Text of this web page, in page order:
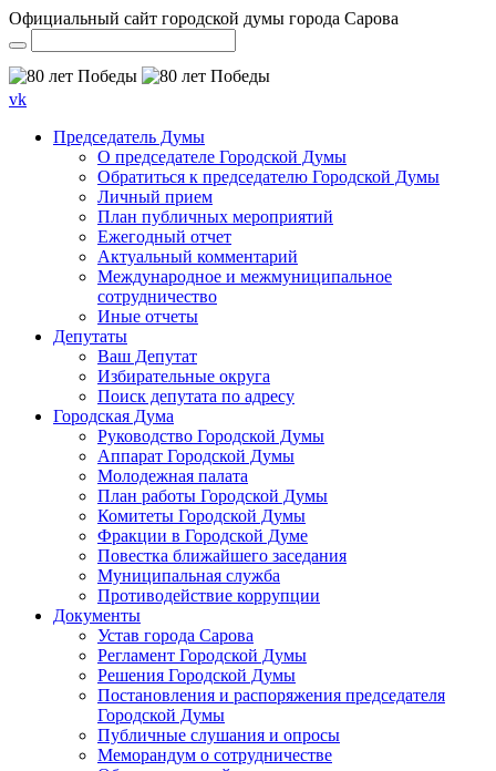
Официальный сайт городской думы города Сарова
vk
Председатель Думы
О председателе Городской Думы
Обратиться к председателю Городской Думы
Личный прием
План публичных мероприятий
Ежегодный отчет
Актуальный комментарий
Международное и межмуниципальное
сотрудничество
Иные отчеты
Депутаты
Ваш Депутат
Избирательные округа
Поиск депутата по адресу
Городская Дума
Руководство Городской Думы
Аппарат Городской Думы
Молодежная палата
План работы Городской Думы
Комитеты Городской Думы
Фракции в Городской Думе
Повестка ближайшего заседания
Муниципальная служба
Противодействие коррупции
Документы
Устав города Сарова
Регламент Городской Думы
Решения Городской Думы
Постановления и распоряжения председателя
Городской Думы
Публичные слушания и опросы
Меморандум о сотрудничестве